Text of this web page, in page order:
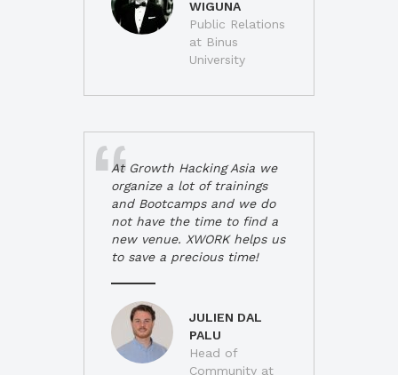
WIGUNA
Public Relations
at Binus
University
At Growth Hacking Asia we
organize a lot of trainings
and Bootcamps and we do
not have the time to find a
new venue. XWORK helps us
to save a precious time!
JULIEN DAL
PALU
Head of
Community at